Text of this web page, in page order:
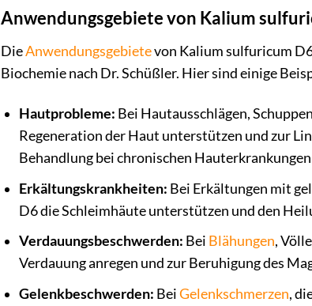
Anwendungsgebiete von Kalium
DieAnwendungsgebietevon Kalium sulfuricum
Biochemie nach Dr. Schüßler. Hier sind einige
Hautprobleme: Bei Hautausschlägen,
Regeneration der Haut unterstützen und zur
Behandlung bei chronischen
Erkältungskrankheiten: Bei Erkältungen mit
D6 die Schleimhäute unterstützen und den
Verdauungsbeschwerden: Bei Blähungen,
Verdauung anregen und zur Beruhigung des
Gelenkbeschwerden: BeiGelenkschmerzen,